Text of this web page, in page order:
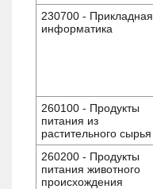
230700 - Прикладная
информатика
260100 - Продукты
питания из
растительного сырья
260200 - Продукты
питания животного
происхождения